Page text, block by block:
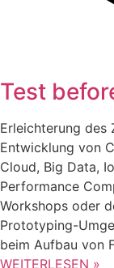
Test
Erleichterung des
Entwicklung von
Cloud, Big Data,
Performance
Workshops oder
Prototyping-
beim Aufbau von
WEITERLESEN »